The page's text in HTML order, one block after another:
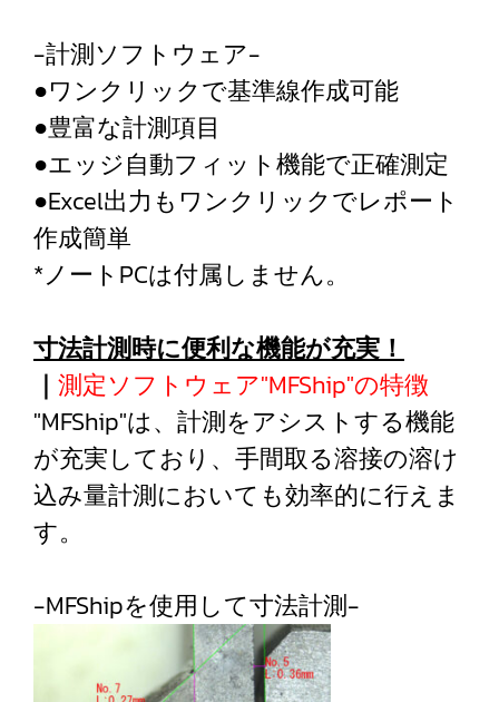
-計測ソフトウェア-
●ワンクリックで基準線作成可能
●豊富な計測項目
●エッジ自動フィット機能で正確測定
●Excel出力もワンクリックでレポート
作成簡単
*ノートPCは付属しません。
寸法計測時に便利な機能が充実！
｜ 測定ソフトウェア"MFShip"の特徴
"MFShip"は、計測をアシストする機能
が充実しており、手間取る溶接の溶け
込み量計測においても効率的に行えま
す。
-MFShipを使用して寸法計測-